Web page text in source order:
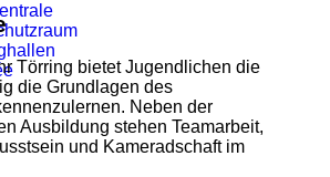
Törring bietet Jugendlichen die
die Grundlagen des
Neben der
Ausbildung stehen Teamarbeit,
und Kameradschaft im